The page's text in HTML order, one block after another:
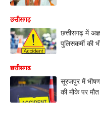
छत्तीसगढ़
छत्तीसगढ़ में
पुलिसकर्मी की
छत्तीसगढ
सूरजपुर में
की मौके पर मौत